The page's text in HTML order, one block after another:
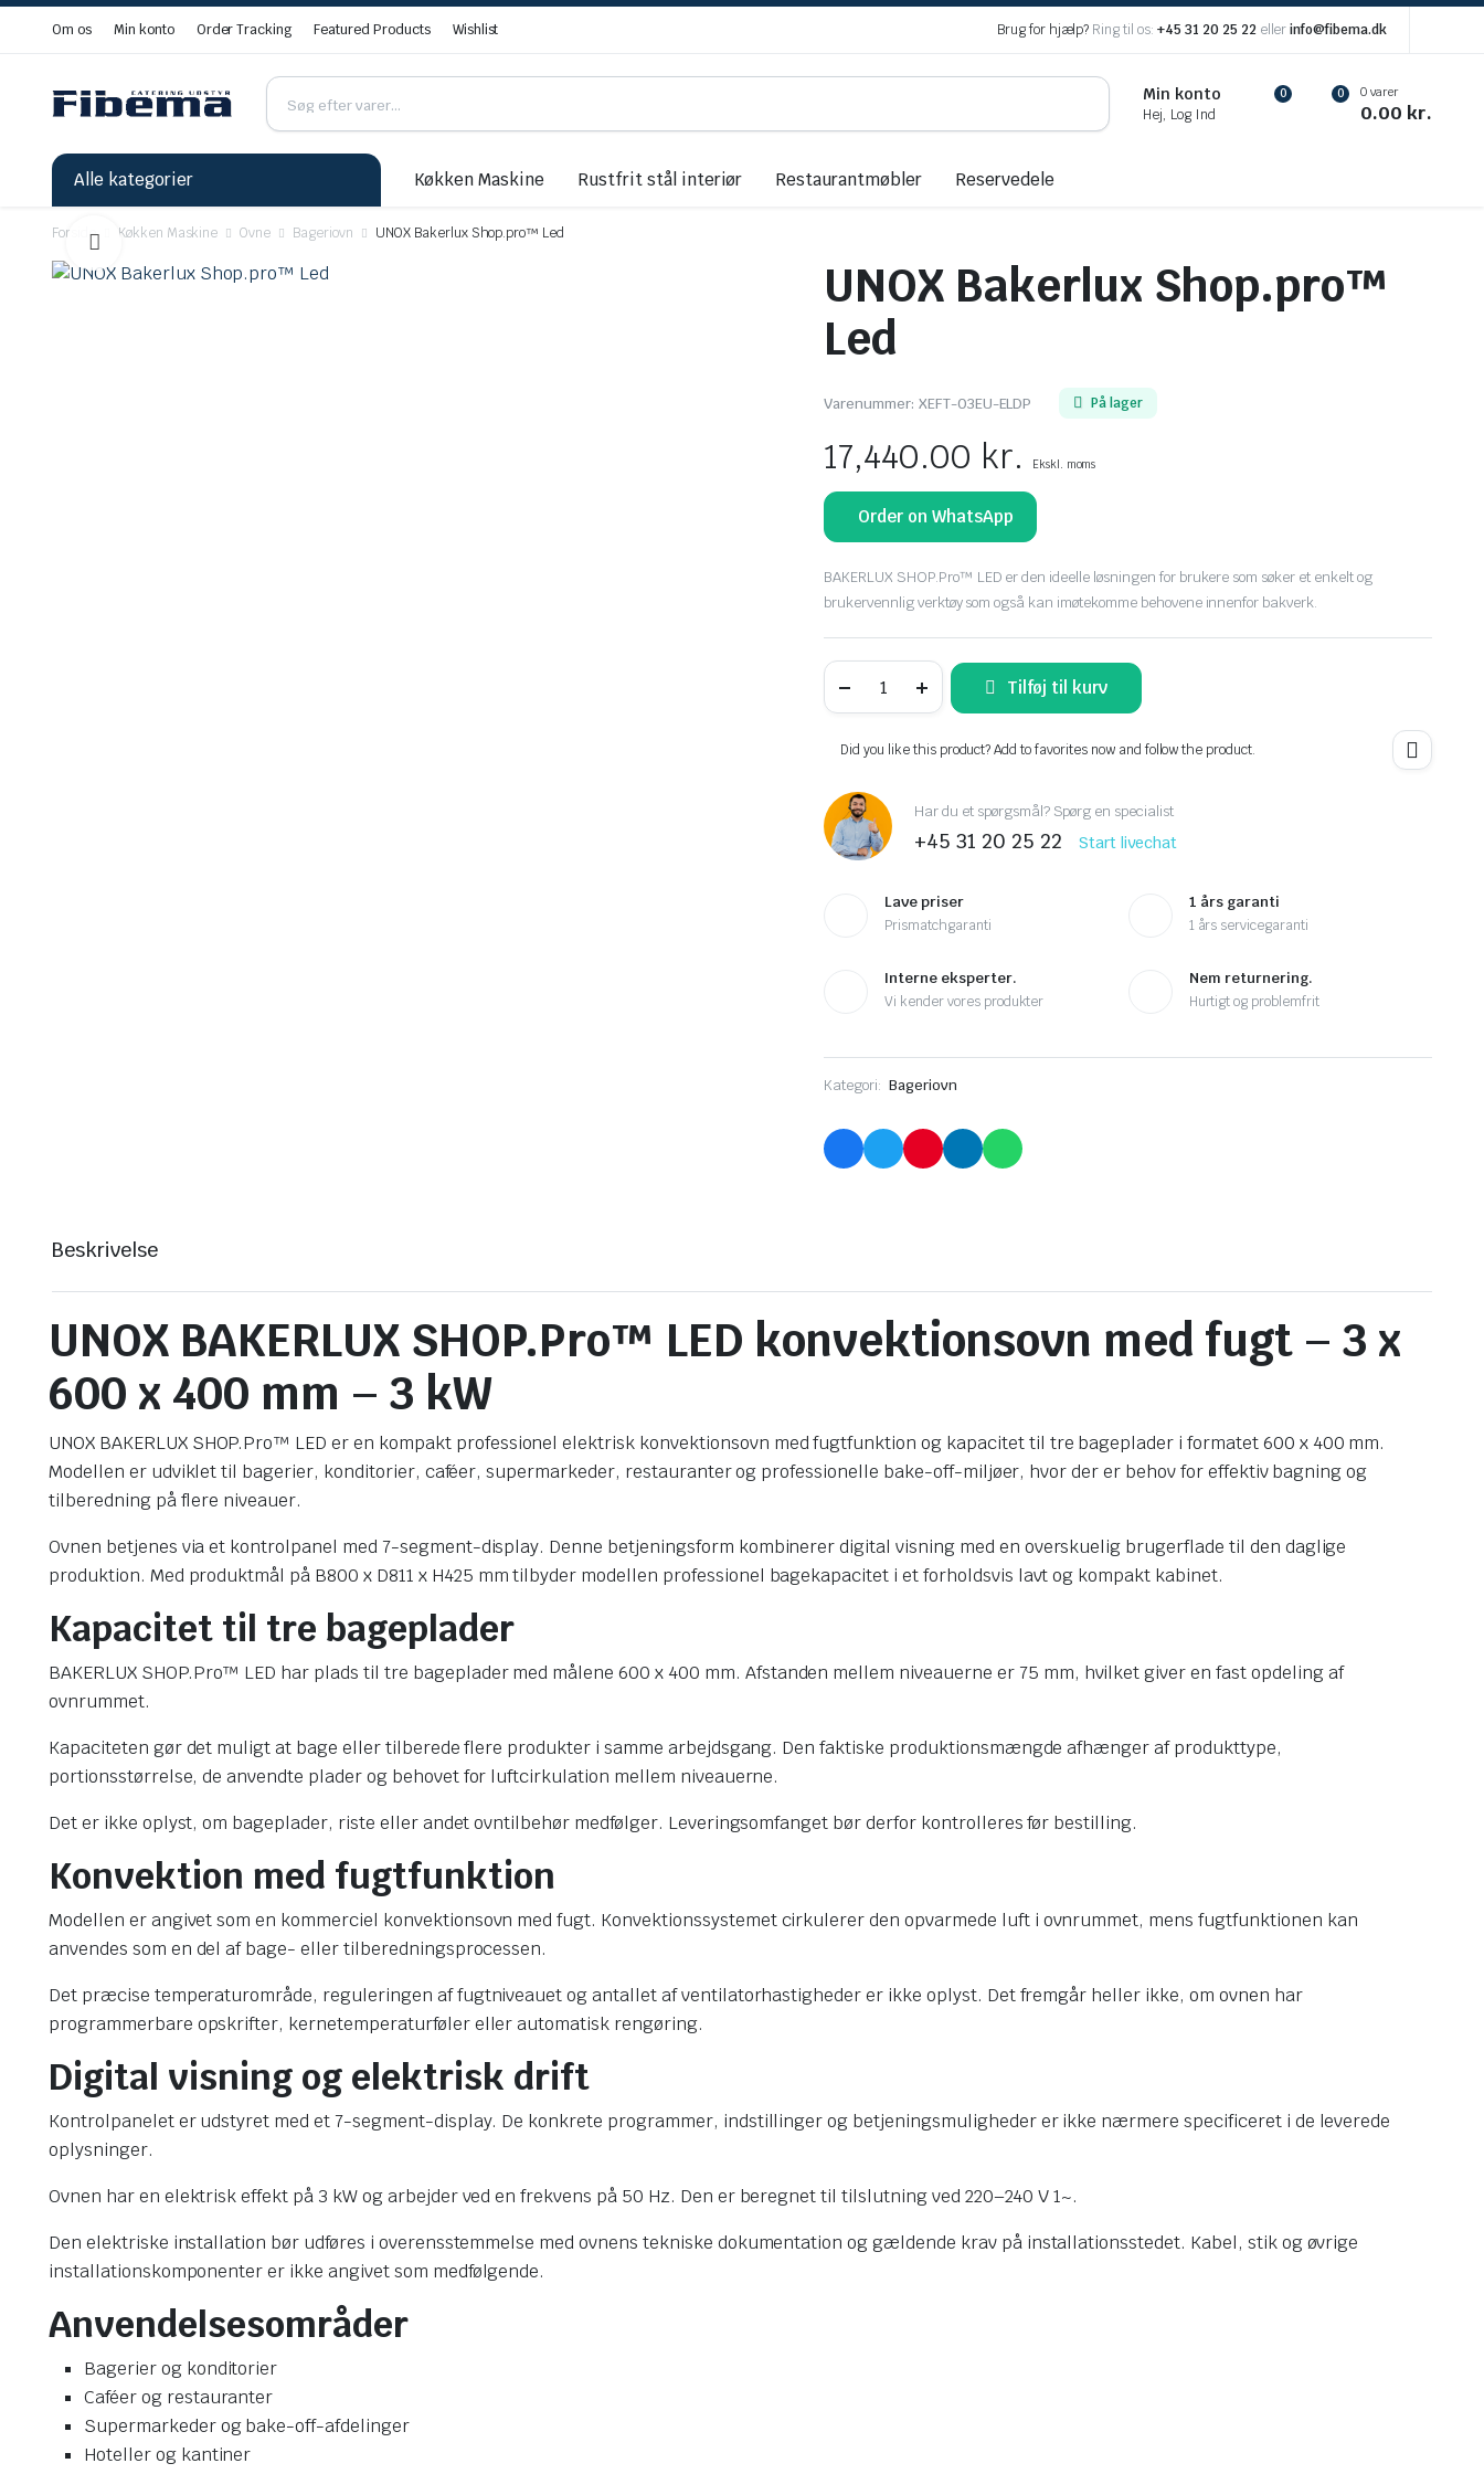
Om os Min konto Order Tracking Featured Products Wishlist Brug for hjælp? Ring til os: +45 31 20 25 22 eller info@fibema.dk
Min konto
Hej, Log Ind
0 0 0 varer
0.00 kr.
Alle kategorier Køkken Maskine Rustfrit stål interiør Restaurantmøbler Reservedele
Forside Køkken Maskine Ovne Bageriovn UNOX Bakerlux Shop.pro™ Led
UNOX Bakerlux Shop.pro™
Led
Varenummer: XEFT-03EU-ELDP På lager
17,440.00 kr. Ekskl. moms
Order on WhatsApp
BAKERLUX SHOP.Pro™ LED er den ideelle løsningen for brukere som søker et enkelt og
brukervennlig verktøy som også kan imøtekomme behovene innenfor bakverk.
Bakerlux
Shop.pro™
antal
Tilføj til kurv
Did you like this product? Add to favorites now and follow the product.
Har du et spørgsmål? Spørg en specialist
+45 31 20 25 22 Start livechat
Lave priser
Prismatchgaranti
1 års garanti
1 års servicegaranti
Interne eksperter.
Vi kender vores produkter
Nem returnering.
Hurtigt og problemfrit
Kategori: Bageriovn
Beskrivelse
UNOX BAKERLUX SHOP.Pro™ LED konvektionsovn med fugt – 3 x
600 x 400 mm – 3 kW
UNOX BAKERLUX SHOP.Pro™ LED er en kompakt professionel elektrisk konvektionsovn med fugtfunktion og kapacitet til tre bageplader i formatet 600 x 400 mm.
Modellen er udviklet til bagerier, konditorier, caféer, supermarkeder, restauranter og professionelle bake-off-miljøer, hvor der er behov for effektiv bagning og
tilberedning på flere niveauer.
Ovnen betjenes via et kontrolpanel med 7-segment-display. Denne betjeningsform kombinerer digital visning med en overskuelig brugerflade til den daglige
produktion. Med produktmål på B800 x D811 x H425 mm tilbyder modellen professionel bagekapacitet i et forholdsvis lavt og kompakt kabinet.
Kapacitet til tre bageplader
BAKERLUX SHOP.Pro™ LED har plads til tre bageplader med målene 600 x 400 mm. Afstanden mellem niveauerne er 75 mm, hvilket giver en fast opdeling af
ovnrummet.
Kapaciteten gør det muligt at bage eller tilberede flere produkter i samme arbejdsgang. Den faktiske produktionsmængde afhænger af produkttype,
portionsstørrelse, de anvendte plader og behovet for luftcirkulation mellem niveauerne.
Det er ikke oplyst, om bageplader, riste eller andet ovntilbehør medfølger. Leveringsomfanget bør derfor kontrolleres før bestilling.
Konvektion med fugtfunktion
Modellen er angivet som en kommerciel konvektionsovn med fugt. Konvektionssystemet cirkulerer den opvarmede luft i ovnrummet, mens fugtfunktionen kan
anvendes som en del af bage- eller tilberedningsprocessen.
Det præcise temperaturområde, reguleringen af fugtniveauet og antallet af ventilatorhastigheder er ikke oplyst. Det fremgår heller ikke, om ovnen har
programmerbare opskrifter, kernetemperaturføler eller automatisk rengøring.
Digital visning og elektrisk drift
Kontrolpanelet er udstyret med et 7-segment-display. De konkrete programmer, indstillinger og betjeningsmuligheder er ikke nærmere specificeret i de leverede
oplysninger.
Ovnen har en elektrisk effekt på 3 kW og arbejder ved en frekvens på 50 Hz. Den er beregnet til tilslutning ved 220–240 V 1~.
Den elektriske installation bør udføres i overensstemmelse med ovnens tekniske dokumentation og gældende krav på installationsstedet. Kabel, stik og øvrige
installationskomponenter er ikke angivet som medfølgende.
Anvendelsesområder
Bagerier og konditorier
Caféer og restauranter
Supermarkeder og bake-off-afdelinger
Hoteller og kantiner